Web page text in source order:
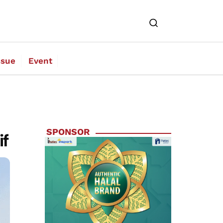
Event
SPONSOR